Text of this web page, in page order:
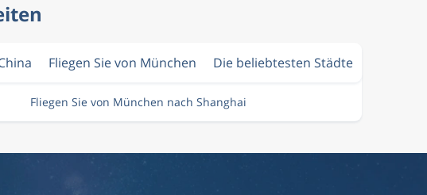
Fliegen Sie von München Die beliebtesten Städte
Fliegen Sie von München nach Shanghai